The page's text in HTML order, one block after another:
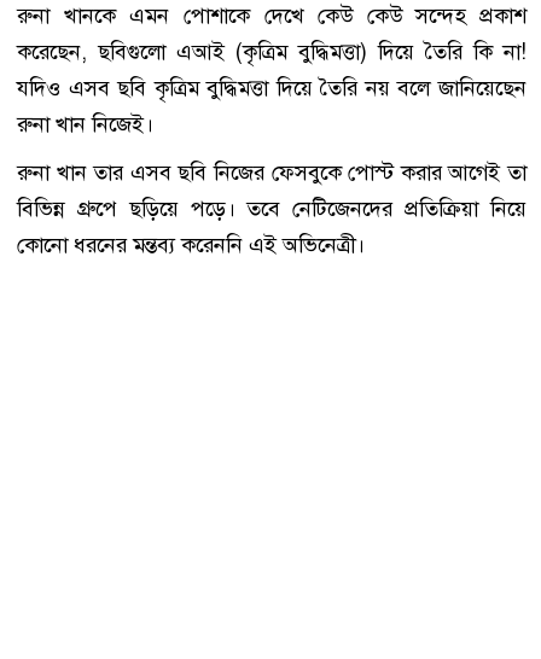
রুনা খানকে এমন পোশাকে দেখে কেউ কেউ সন্দেহ প্রকাশ
করেছেন, ছবিগুলো এআই (কৃত্রিম বুদ্ধিমত্তা) দিয়ে তৈরি কি না!
যদিও এসব ছবি কৃত্রিম বুদ্ধিমত্তা দিয়ে তৈরি নয় বলে জানিয়েছেন
রুনা খান নিজেই।
রুনা খান তার এসব ছবি নিজের ফেসবুকে পোস্ট করার আগেই তা
বিভিন্ন গ্রুপে ছড়িয়ে পড়ে। তবে নেটিজেনদের প্রতিক্রিয়া নিয়ে
কোনো ধরনের মন্তব্য করেননি এই অভিনেত্রী।